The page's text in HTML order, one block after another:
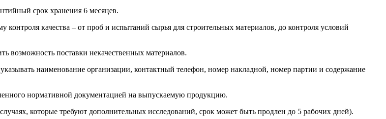
срок хранения 6 месяцев.
качества – от проб и испытаний сырья для строительных материалов, до контроля условий
возможность поставки некачественных материалов.
наименование организации, контактный телефон, номер накладной, номер партии и содержание
нормативной документацией на выпускаемую продукцию.
которые требуют дополнительных исследований, срок может быть продлен до 5 рабочих дней).